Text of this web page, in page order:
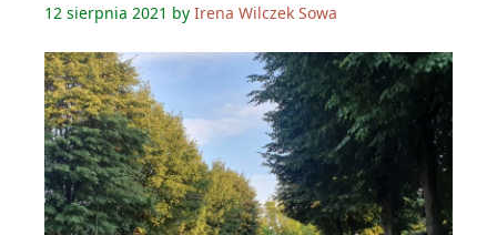
12 sierpnia 2021 by Irena Wilczek Sowa